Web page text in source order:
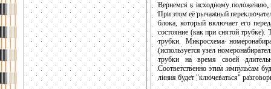
Вернемся к исходному положению,
При этом её рычажный
блока, который включает его
состояние (как при снятой трубке).
трубки. Микросхема
(используется узел
трубки на время своей
Соответственно этим импульсам
линия будет "ключеваться"